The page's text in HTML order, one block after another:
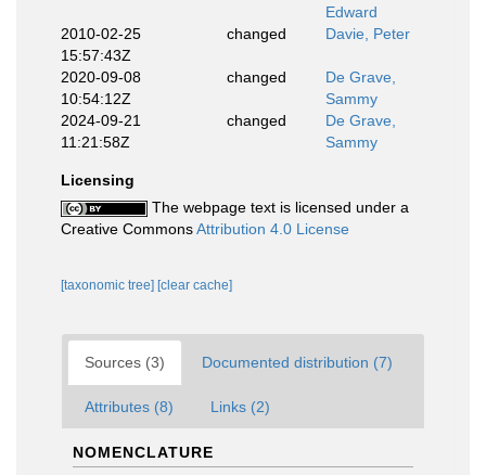
Edward
2010-02-25
15:57:43Z
changed Davie, Peter
2020-09-08
10:54:12Z
changed
De Grave,
Sammy
2024-09-21
11:21:58Z
changed
De Grave,
Sammy
Licensing
The webpage text is licensed under a
Creative CommonsAttribution 4.0 License
[taxonomic tree] [clear cache]
Sources (3) Documented distribution (7)
Attributes (8) Links (2)
NOMENCLATURE